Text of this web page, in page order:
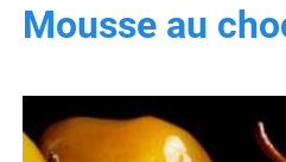
Mousse au